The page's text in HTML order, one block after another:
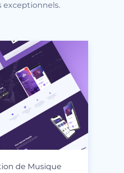
exceptionnels.
de Musique